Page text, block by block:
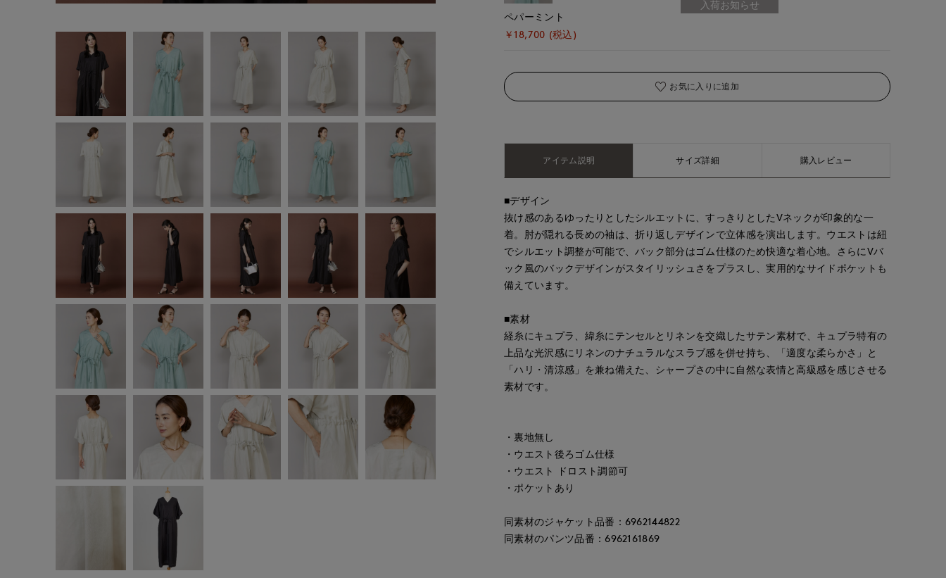
ペパーミント
￥18,700 (税込)
お気に入りに追加
アイテム説明 サイズ詳細 購入レビュー
■デザイン
抜け感のあるゆったりとしたシルエットに、すっきりとしたVネックが印象的な一
着。肘が隠れる長めの袖は、折り返しデザインで立体感を演出します。ウエストは紐
でシルエット調整が可能で、バック部分はゴム仕様のため快適な着心地。さらにVバ
ック風のバックデザインがスタイリッシュさをプラスし、実用的なサイドポケットも
備えています。
■素材
経糸にキュプラ、緯糸にテンセルとリネンを交織したサテン素材で、キュプラ特有の
上品な光沢感にリネンのナチュラルなスラブ感を併せ持ち、「適度な柔らかさ」と
「ハリ・清涼感」を兼ね備えた、シャープさの中に自然な表情と高級感を感じさせる
素材です。
・裏地無し
・ウエスト後ろゴム仕様
・ウエスト ドロスト調節可
・ポケットあり
同素材のジャケット品番：6962144822
同素材のパンツ品番：6962161869